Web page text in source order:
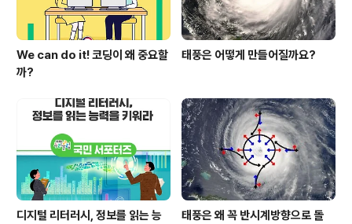
We can do it! 코딩이 왜 중요할
까?
태풍은 어떻게 만들어질까요?
디지털 리터러시, 정보를 읽는 능
태풍은 왜 꼭 반시계방향으로 돌